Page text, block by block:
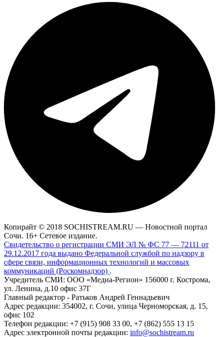
Копирайт © 2018 SOCHISTREAM.RU — Новостной портал
Сочи. 16+ Сетевое издание.
Свидетельство о регистрации СМИ ЭЛ № ФС 77 — 72111 от
29.12.2017 года выдано Федеральной службой по надзору в
сфере связи, информационных технологий и массовых
коммуникаций (Роскомнадзор) .
Учредитель СМИ: ООО «Медиа-Регион» 156000 г. Кострома,
ул. Ленина, д.10 офис 37Г
Главный редактор - Ратьков Андрей Геннадьевич
Адрес редакции: 354002, г. Сочи, улица Черноморская, д. 15,
офис 102
Телефон редакции: +7 (915) 908 33 00, +7 (862) 555 13 15
Адрес электронной почты редакции: info@sochistream.ru